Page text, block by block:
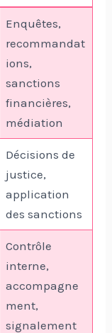
Enquêtes,
recommandat
ions,
sanctions
financières,
médiation
Décisions de
justice,
application
des sanctions
Contrôle
interne,
accompagne
ment,
signalement